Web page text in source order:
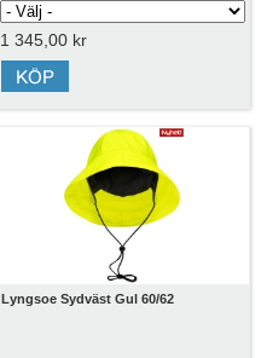
1 345,00 kr
Lyngsoe Sydväst Gul 60/62